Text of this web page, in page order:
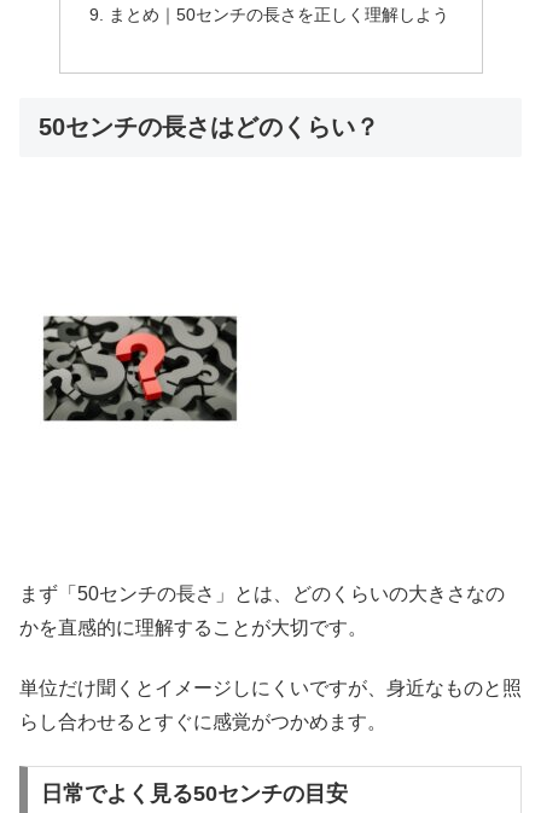
まとめ｜50センチの長さを正しく理解しよう
50センチの長さはどのくらい？
まず「50センチの長さ」とは、どのくらいの大きさなの
かを直感的に理解することが大切です。
単位だけ聞くとイメージしにくいですが、身近なものと照
らし合わせるとすぐに感覚がつかめます。
日常でよく見る50センチの目安